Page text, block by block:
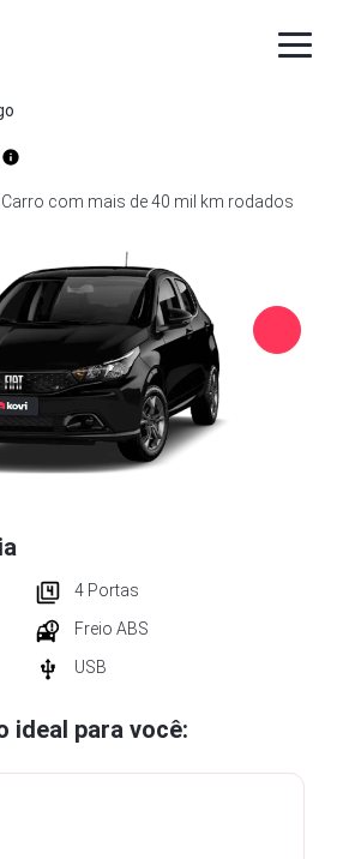
com mais de 40 mil km rodados
4 Portas
Freio ABS
USB
ideal para você: